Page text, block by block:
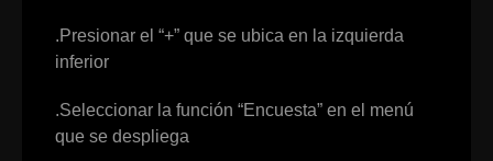
.Presionar el “+” que se ubica en la izquierda
inferior
.Seleccionar la función “Encuesta” en el menú
que se despliega